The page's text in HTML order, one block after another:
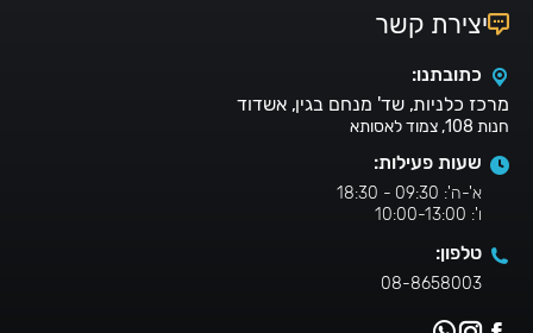
יצירת קשר
כתובתנו:
מרכז כלניות, שד' מנחם בגין, אשדוד
חנות 108, צמוד לאסותא
שעות פעילות:
א'-ה': 09:30 - 18:30
ו': 10:00-13:00
טלפון:
08-8658003